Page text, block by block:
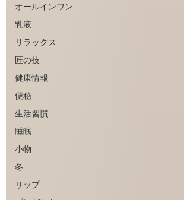
オールインワン
乳液
リラックス
匠の技
健康情報
便秘
生活習慣
睡眠
小物
冬
リップ